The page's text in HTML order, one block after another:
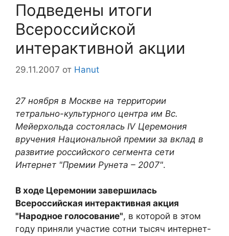
Подведены итоги
Всероссийской
интерактивной акции
29.11.2007 от Hanut
27 ноября в Москве на территории
тетрально-культурного центра им Вс.
Мейерхольда состоялась IV Церемония
вручения Национальной премии за вклад в
развитие российского сегмента сети
Интернет "Премии Рунета – 2007".
В ходе Церемонии завершилась
Всероссийская интерактивная акция
"Народное голосование", в которой в этом
году приняли участие сотни тысяч интернет-